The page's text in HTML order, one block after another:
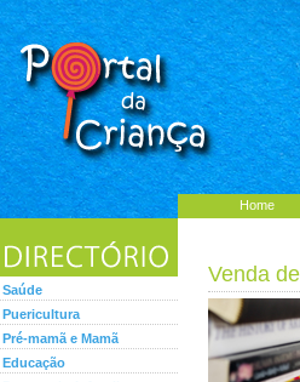
Home
Saúde
Puericultura
Pré-mamã e Mamã
Educação
Venda